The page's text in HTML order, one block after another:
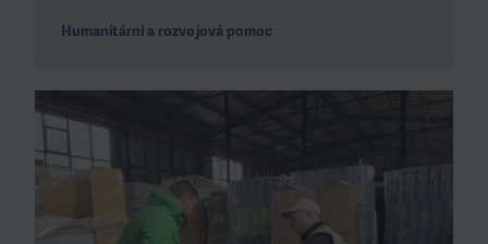
Humanitární a rozvojová pomoc